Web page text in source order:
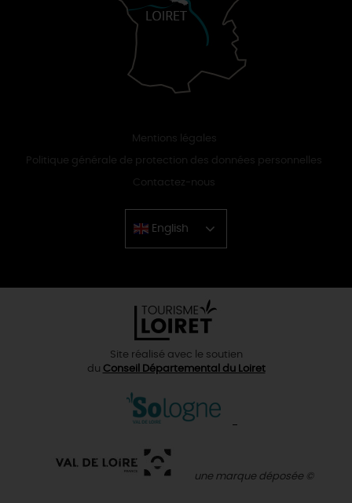
Mentions légales
Politique générale de protection des données personnelles
Contactez-nous
English
Chinese
Site réalisé avec le soutien
du Conseil Départemental du Loiret
une marque déposée ©